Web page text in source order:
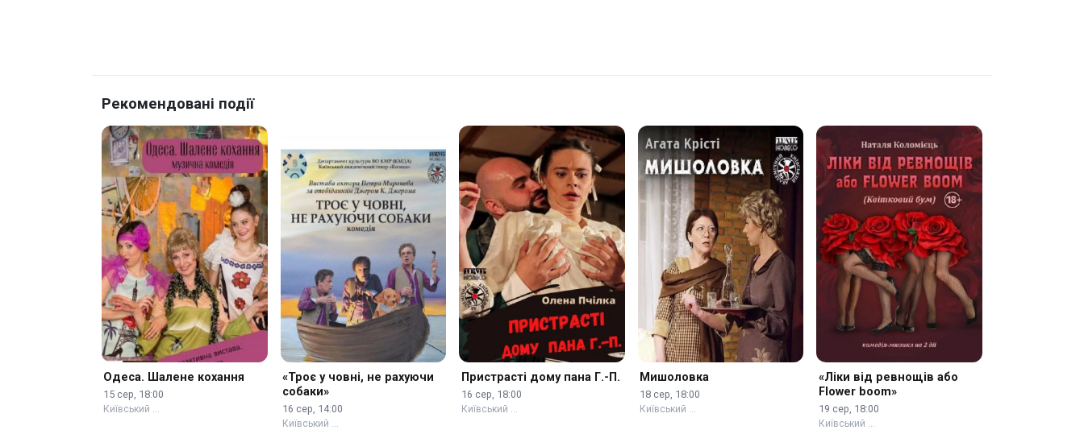
Рекомендовані події
Одеса. Шалене кохання
15 сер, 18:00
Київський …
«Троє у човні, не рахуючи
собаки»
16 сер, 14:00
Київський …
Пристрасті дому пана Г.-П.
16 сер, 18:00
Київський …
Мишоловка
18 сер, 18:00
Київський …
«Ліки від ревнощів або
Flower boom»
19 сер, 18:00
Київський …